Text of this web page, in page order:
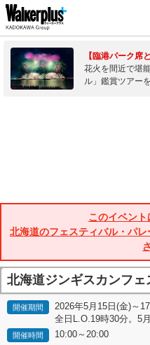
【臨港パーク席
花火を間近で堪
ル」鑑賞ツアー
このイベント
北海道のフェスティバル・パ
北海道ジンギスカンフ
開催期間
2026年5月15日(金)～
全日L.O.19時30分。5
開催時間 10:00～20:00